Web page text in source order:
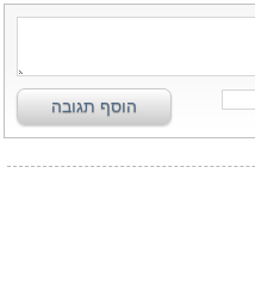
הוסף תגובה